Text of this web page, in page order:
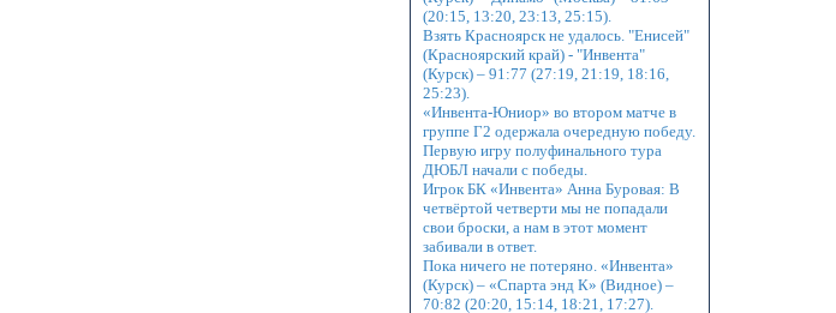
(20:15, 13:20, 23:13, 25:15).
Взять Красноярск не удалось. "Енисей"
(Красноярский край) - "Инвента"
(Курск) – 91:77 (27:19, 21:19, 18:16,
25:23).
«Инвента-Юниор» во втором матче в
группе Г2 одержала очередную победу.
Первую игру полуфинального тура
ДЮБЛ начали с победы.
Игрок БК «Инвента» Анна Буровая: В
четвёртой четверти мы не попадали
свои броски, а нам в этот момент
забивали в ответ.
Пока ничего не потеряно. «Инвента»
(Курск) – «Спарта энд К» (Видное) –
70:82 (20:20, 15:14, 18:21, 17:27).